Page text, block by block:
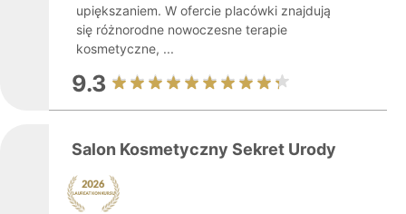
upiększaniem. W ofercie placówki znajdują
się różnorodne nowoczesne terapie
kosmetyczne, ...
9.3
Salon Kosmetyczny Sekret Urody